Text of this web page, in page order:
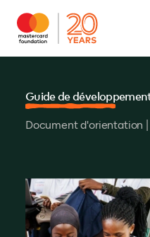
Guide de
Document d'orientation